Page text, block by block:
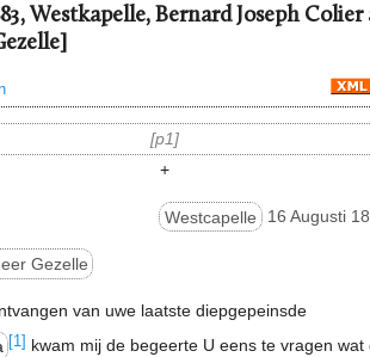
Westkapelle, Bernard Joseph Colier
p1
+
Westcapelle 16 Augusti
Gezelle
van uwe laatste diepgepeinsde
[1] kwam mij de begeerte U eens te vragen wat